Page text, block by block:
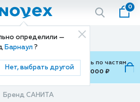
определили —
Барнаул ?
Нет, выбрать другой
0
Способ доставки
Доставка
с Подели
Можно оплатить по частям
от 700 ₽ до 15,000 ₽
Бренд САНИТА